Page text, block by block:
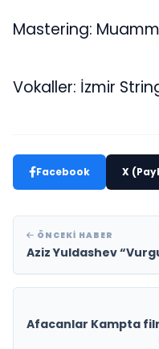
Mastering:
Vokaller: İzmir
Facebook X
ÖNCEKI HABER
Aziz Yuldashev
Afacanlar Kampta